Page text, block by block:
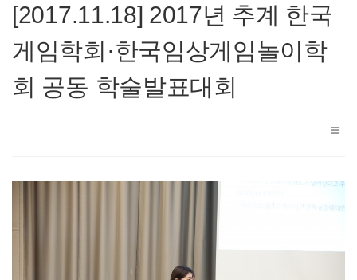
[2017.11.18] 2017년 추계 한국
게임학회·한국임상게임놀이학
회 공동 학술발표대회